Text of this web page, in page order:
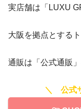
実店舗は「LUXU
大阪を拠点とする
通販は「公式通販」
＼ 公式